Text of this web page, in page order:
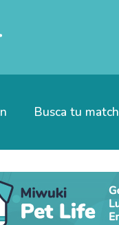
Busca tu match